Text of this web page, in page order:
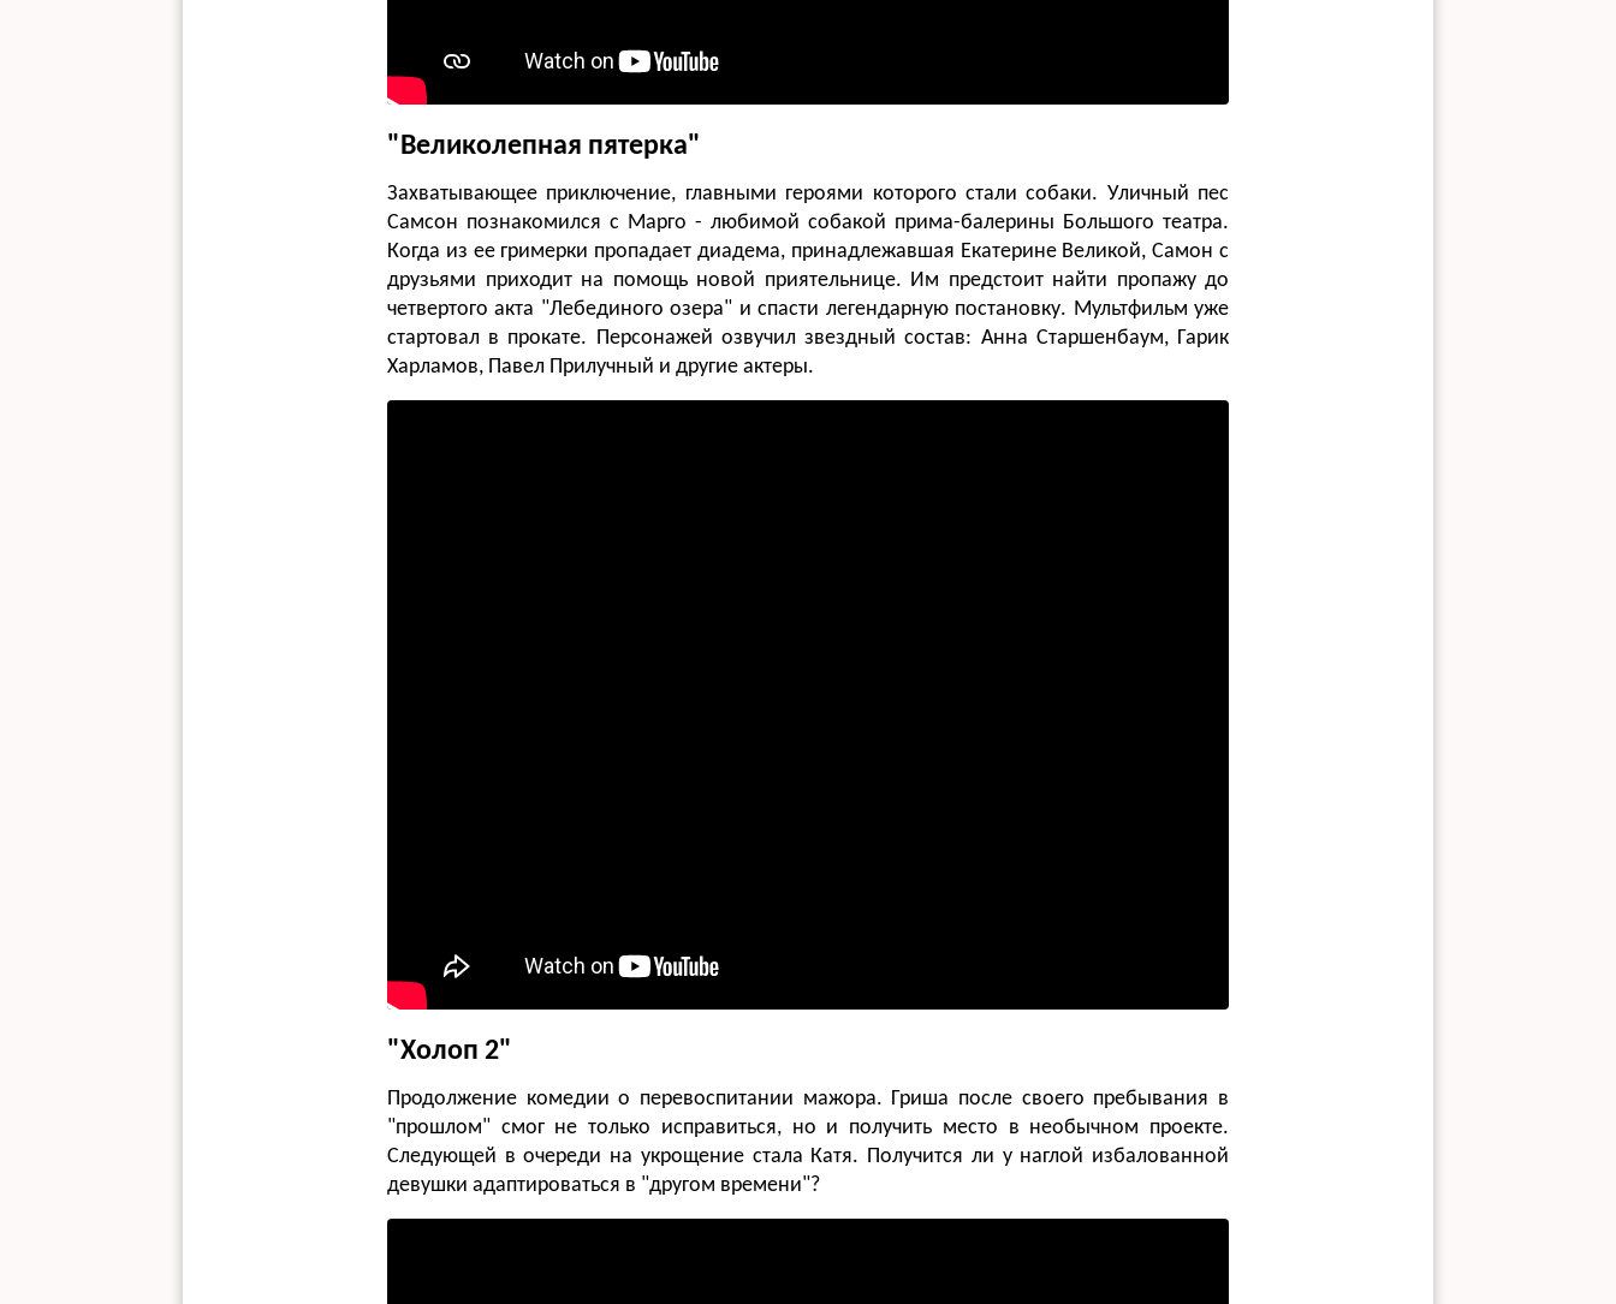
"Великолепная пятерка"
Захватывающее приключение, главными героями которого стали собаки. Уличный пес
Самсон познакомился с Марго - любимой собакой прима-балерины Большого театра.
Когда из ее гримерки пропадает диадема, принадлежавшая Екатерине Великой, Самон с
друзьями приходит на помощь новой приятельнице. Им предстоит найти пропажу до
четвертого акта "Лебединого озера" и спасти легендарную постановку. Мультфильм уже
стартовал в прокате. Персонажей озвучил звездный состав: Анна Старшенбаум, Гарик
Харламов, Павел Прилучный и другие актеры.
"Холоп 2"
Продолжение комедии о перевоспитании мажора. Гриша после своего пребывания в
"прошлом" смог не только исправиться, но и получить место в необычном проекте.
Следующей в очереди на укрощение стала Катя. Получится ли у наглой избалованной
девушки адаптироваться в "другом времени"?